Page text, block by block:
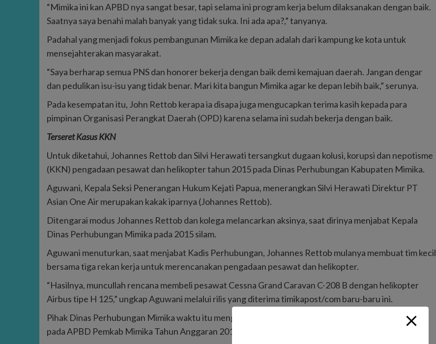
“Mimika ini kan APBD nya sangat besar, tapi selama ini program kerja belum dilaksanakan dengan baik.
Saatnya saya benahi malah banyak yang tidak suka. Ini ada apa?,” tanyanya.
Padahal yang menjadi fokus pembangunan Mimika ke depan adalah dari kampung ke kota untuk
mensejahterakan masyarakat.
“Saya berharap semua PNS dan honorer bekerja dengan baik demi kemajuan daerah. Jangan dengar
dan pedulikan isu-isu yang tidak benar. Mari kita bangun Mimika agar ke depan lebih baik,” serunya.
Pada kesempatan itu, John Rettob kerapa ia disapa juga mengucapkan terima kasih kepada para
pimpinan Organisasi Perangkat Daerah (OPD) karena selama ini sudah bekerja dengan baik.
Terseret Kasus KKN
Untuk diketahui, Johannes Rettob dan Silvi Herawati tersangkut dugaan kolusi, korupsi dan nepotisme
(KKN) pengadaan pesawat dan helikopter tahun 2015 pada Dinas Perhubungan Kabupaten Mimika.
Aguwani, Kepala Seksi Penerangan Hukum Kejati Papua, menerangkan Silvi Herawati Direktur PT
Asian One Air merupakan kakak iparnya (Johannes Rettob).
Ditengarai modus Johannes Rettob dan kolega melancarkan aksinya, saat dirinya menjabat Kepala
Dinas Perhubungan Mimika pada 2015 silam.
Aguwani menuturkan, saat menjabat Kadis Perhubungan, Johannes Rettob mulanya membuat tim kecil
bersama tiga rekan kerja untuk merencanakan pengadaan pesawat dan helikopter.
“Hasilnya, muncullah rencana membeli pesawat Cessna Grand Caravan C-208 B dengan helikopter
Airbus tipe H 125,” ungkap Aguwani melalui rilis yang diterima timikapost/com baru-baru ini.
Pihak Dinas Perhubungan Mimika waktu itu menganggarkan pengadaan pesawat senilai 74,4 miliar
pada APBD Pemkab Mimika Tahun Anggaran 2015.